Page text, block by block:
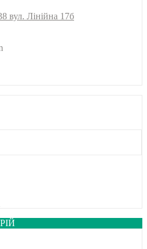
вул. Лінійна 17б